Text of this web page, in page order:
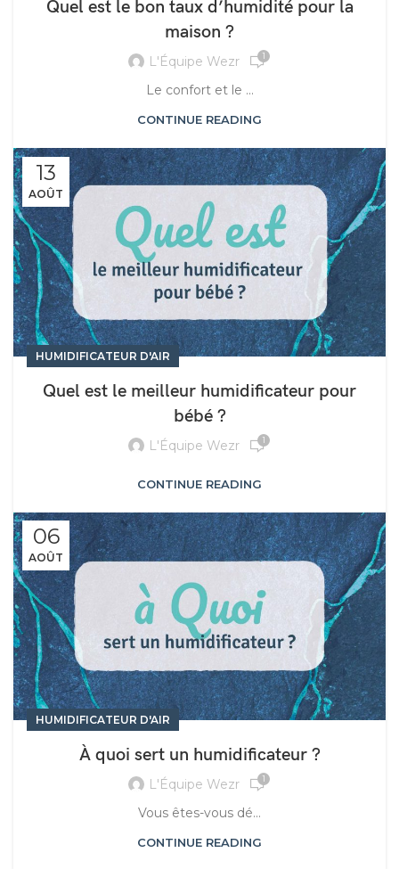
Quel est le bon taux d’humidité pour la
maison ?
L'Équipe Wezr 1
Le confort et le ...
CONTINUE READING
13
AOÛT
HUMIDIFICATEUR D'AIR
Quel est le meilleur humidificateur pour
bébé ?
L'Équipe Wezr 1
CONTINUE READING
06
AOÛT
HUMIDIFICATEUR D'AIR
À quoi sert un humidificateur ?
L'Équipe Wezr 1
Vous êtes-vous dé...
CONTINUE READING